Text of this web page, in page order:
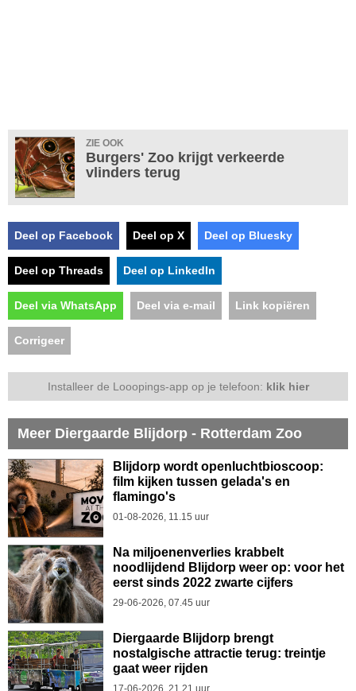
ZIE OOK
Burgers' Zoo krijgt verkeerde
vlinders terug
Deel op Facebook Deel op X Deel op Bluesky
Deel op Threads Deel op LinkedIn
Deel via WhatsApp Deel via e-mail Link kopiëren
Corrigeer
Installeer de Looopings-app op je telefoon: klik hier
Meer Diergaarde Blijdorp - Rotterdam Zoo
Blijdorp wordt openluchtbioscoop:
film kijken tussen gelada's en
flamingo's
01-08-2026, 11.15 uur
Na miljoenenverlies krabbelt
noodlijdend Blijdorp weer op: voor het
eerst sinds 2022 zwarte cijfers
29-06-2026, 07.45 uur
Diergaarde Blijdorp brengt
nostalgische attractie terug: treintje
gaat weer rijden
17-06-2026, 21.21 uur